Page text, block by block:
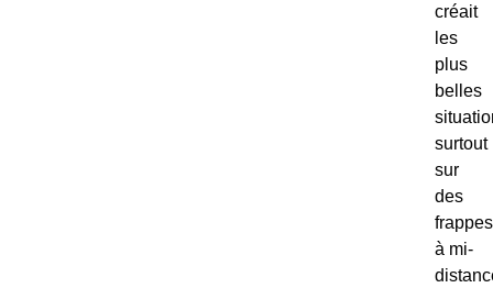
créait
les
plus
belles
surtout
sur
des
frappes
à mi-